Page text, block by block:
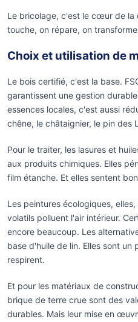
Le bricolage, c'est le cœur de la
touche, on répare, on
Choix et utilisation de
Le bois certifié, c'est la base.
garantissent une gestion
essences locales, c'est aussi
chêne, le châtaignier, le pin des
Pour le traiter, les lasures et
aux produits chimiques. Elles
film étanche. Et elles sentent
Les peintures écologiques,
volatils polluent l'air intérieur.
encore beaucoup. Les
base d'huile de lin. Elles sont un
respirent.
Et pour les matériaux de
brique de terre crue sont des
durables. Mais leur mise en